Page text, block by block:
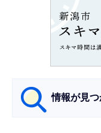
情報が見